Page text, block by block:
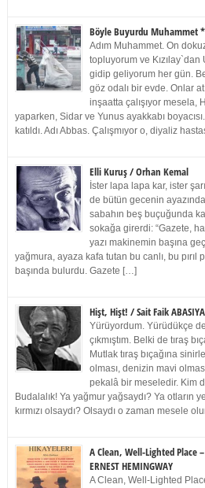
Böyle Buyurdu Muhammet
Adım Muhammet. On
topluyorum ve
gidip geliyorum her gün.
göz odalı bir evde. Onlar
inşaatta çalışıyor mesela,
yaparken, Sidar ve Yunus ayakkabı
katıldı. Adı Abbas. Çalışmıyor o, diyaliz
Elli Kuruş / Orhan Kemal
İster lapa lapa kar, ister
de bütün gecenin
sabahın beş buçuğunda
sokağa girerdi: “Gazete,
yazı makinemin başına
yağmura, ayaza kafa tutan bu canlı, bu pırıl
başında bulurdu. Gazete […]
Hişt, Hişt! / Sait Faik
Yürüyordum. Yürüdükçe de
çıkmıştım. Belki de tıraş
Mutlak tıraş bıçağına
olması, denizin mavi
pekalâ bir meseledir. Kim
Budalalık! Ya yağmur yağsaydı? Ya otların
kırmızı olsaydı? Olsaydı o zaman mesele
A Clean, Well-Lighted Place
ERNEST HEMINGWAY
A Clean, Well-Lighted